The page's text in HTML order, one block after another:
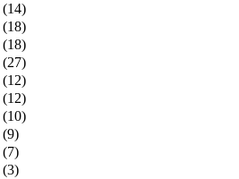
(14)
(18)
(18)
(27)
(12)
(12)
(10)
(9)
(7)
(3)